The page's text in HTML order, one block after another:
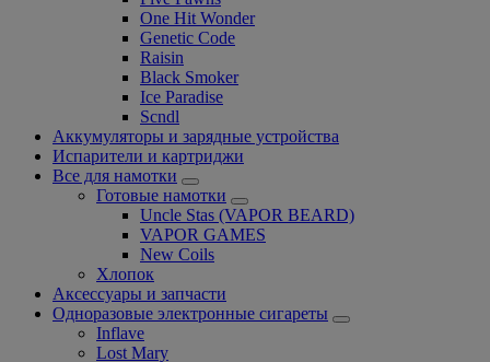
One Hit Wonder
Genetic Code
Raisin
Black Smoker
Ice Paradise
Scndl
Аккумуляторы и зарядные устройства
Испарители и картриджи
Все для намотки
Готовые намотки
Uncle Stas (VAPOR BEARD)
VAPOR GAMES
New Coils
Хлопок
Аксессуары и запчасти
Одноразовые электронные сигареты
Inflave
Lost Mary